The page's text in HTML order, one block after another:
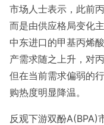
市场人士表示，此前
而是由供应格局变化
中东进口的甲基丙烯
产需求随之上升，对
但在当前需求偏弱的
购热度明显降温。
反观下游双酚A(BPA)